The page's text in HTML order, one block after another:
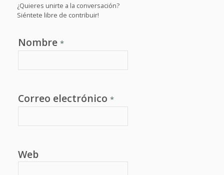
¿Quieres unirte a la conversación?
Siéntete libre de contribuir!
Nombre *
Correo electrónico *
Web